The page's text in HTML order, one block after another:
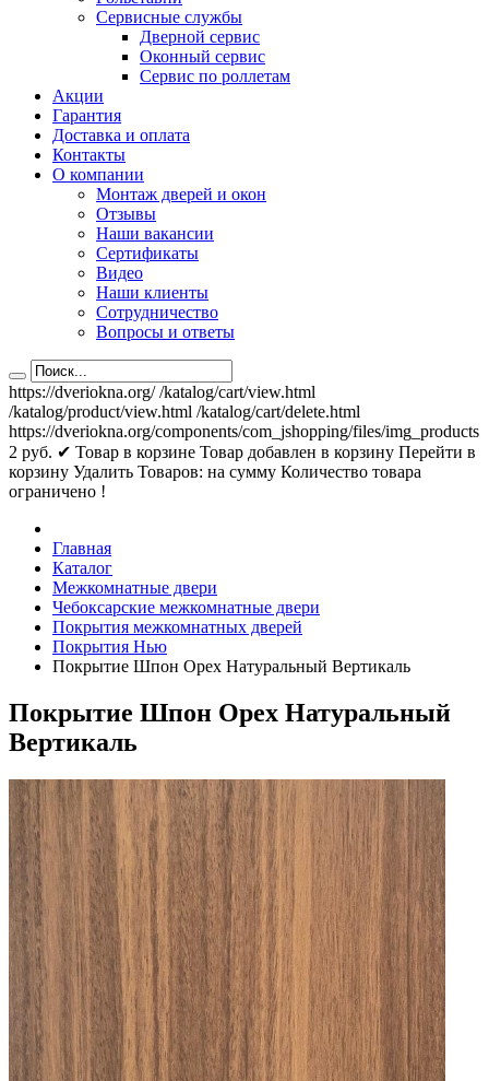
Сервисные службы
Дверной сервис
Оконный сервис
Сервис по роллетам
Акции
Гарантия
Доставка и оплата
Контакты
О компании
Монтаж дверей и окон
Отзывы
Наши вакансии
Сертификаты
Видео
Наши клиенты
Сотрудничество
Вопросы и ответы
https://dveriokna.org/ /katalog/cart/view.html
/katalog/product/view.html /katalog/cart/delete.html
https://dveriokna.org/components/com_jshopping/files/img_products
2 руб. ✔ Товар в корзине Товар добавлен в корзину Перейти в
корзину Удалить Товаров: на сумму Количество товара
ограничено !
Главная
Каталог
Межкомнатные двери
Чебоксарские межкомнатные двери
Покрытия межкомнатных дверей
Покрытия Нью
Покрытие Шпон Орех Натуральный Вертикаль
Покрытие Шпон Орех Натуральный
Вертикаль